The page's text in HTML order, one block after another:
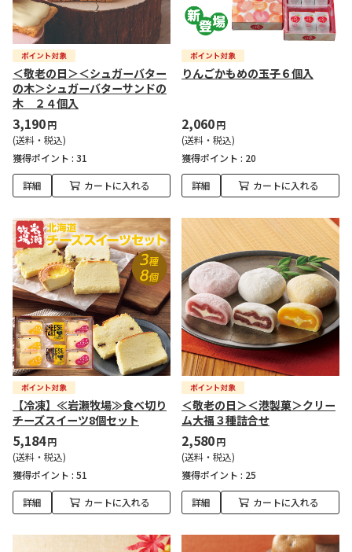
＜敬老の日＞＜シュガーバター
の木＞シュガーバターサンドの
木 ２４個入
3,190円
(送料・税込)
獲得ポイント : 31
詳細 カートに入れる
りんごかもめの玉子６個入
2,060円
(送料・税込)
獲得ポイント : 20
詳細 カートに入れる
【冷凍】≪岩瀬牧場≫食べ切り
チーズスイーツ8個セット
5,184円
(送料・税込)
獲得ポイント : 51
詳細 カートに入れる
＜敬老の日＞＜港製菓＞クリー
ム大福３種詰合せ
2,580円
(送料・税込)
獲得ポイント : 25
詳細 カートに入れる